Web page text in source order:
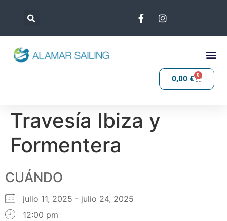
0,00 € 0
Travesía Ibiza y
Formentera
CUÁNDO
julio 11, 2025 - julio 24, 2025
12:00 pm